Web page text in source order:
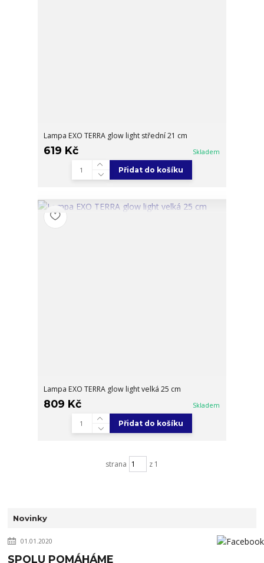
Lampa EXO TERRA glow light střední 21 cm
619 Kč Skladem
Přidat do košíku
Lampa EXO TERRA glow light velká 25 cm
809 Kč Skladem
Přidat do košíku
strana z 1
Novinky
01.01.2020
SPOLU POMÁHÁME